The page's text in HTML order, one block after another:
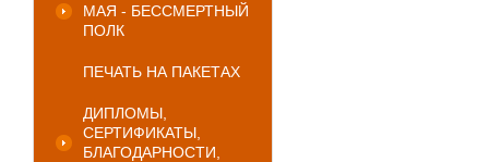
МАЯ - БЕССМЕРТНЫЙ
ПОЛК
ПЕЧАТЬ НА ПАКЕТАХ
ДИПЛОМЫ,
СЕРТИФИКАТЫ,
БЛАГОДАРНОСТИ,